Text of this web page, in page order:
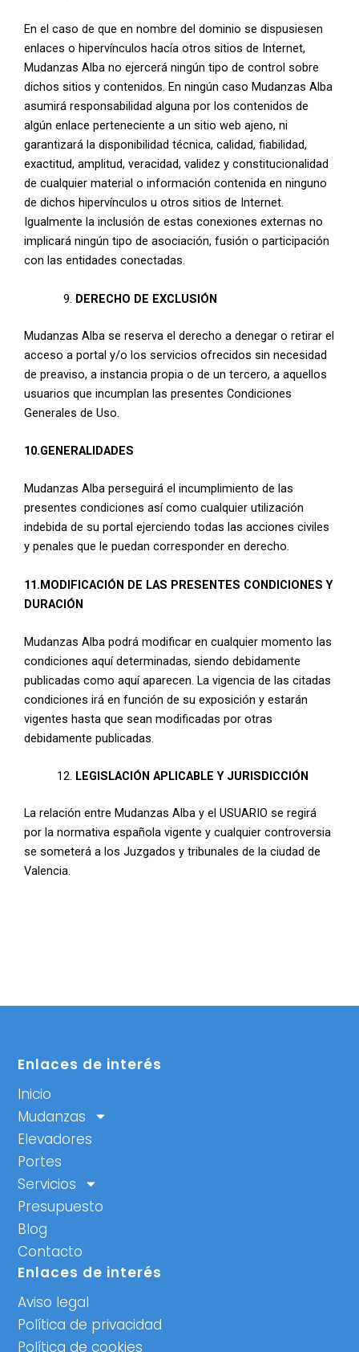
En el caso de que en nombre del dominio se dispusiesen
enlaces o hipervínculos hacía otros sitios de Internet,
Mudanzas Alba no ejercerá ningún tipo de control sobre
dichos sitios y contenidos. En ningún caso Mudanzas Alba
asumirá responsabilidad alguna por los contenidos de
algún enlace perteneciente a un sitio web ajeno, ni
garantizará la disponibilidad técnica, calidad, fiabilidad,
exactitud, amplitud, veracidad, validez y constitucionalidad
de cualquier material o información contenida en ninguno
de dichos hipervínculos u otros sitios de Internet.
Igualmente la inclusión de estas conexiones externas no
implicará ningún tipo de asociación, fusión o participación
con las entidades conectadas.
DERECHO DE EXCLUSIÓN
Mudanzas Alba se reserva el derecho a denegar o retirar el
acceso a portal y/o los servicios ofrecidos sin necesidad
de preaviso, a instancia propia o de un tercero, a aquellos
usuarios que incumplan las presentes Condiciones
Generales de Uso.
10.GENERALIDADES
Mudanzas Alba perseguirá el incumplimiento de las
presentes condiciones así como cualquier utilización
indebida de su portal ejerciendo todas las acciones civiles
y penales que le puedan corresponder en derecho.
11.MODIFICACIÓN DE LAS PRESENTES CONDICIONES Y
DURACIÓN
Mudanzas Alba podrá modificar en cualquier momento las
condiciones aquí determinadas, siendo debidamente
publicadas como aquí aparecen. La vigencia de las citadas
condiciones irá en función de su exposición y estarán
vigentes hasta que sean modificadas por otras
debidamente publicadas.
LEGISLACIÓN APLICABLE Y JURISDICCIÓN
La relación entre Mudanzas Alba y el USUARIO se regirá
por la normativa española vigente y cualquier controversia
se someterá a los Juzgados y tribunales de la ciudad de
Valencia.
Enlaces de interés
Inicio
Mudanzas
Elevadores
Portes
Servicios
Presupuesto
Blog
Contacto
Enlaces de interés
Aviso legal
Política de privacidad
Política de cookies